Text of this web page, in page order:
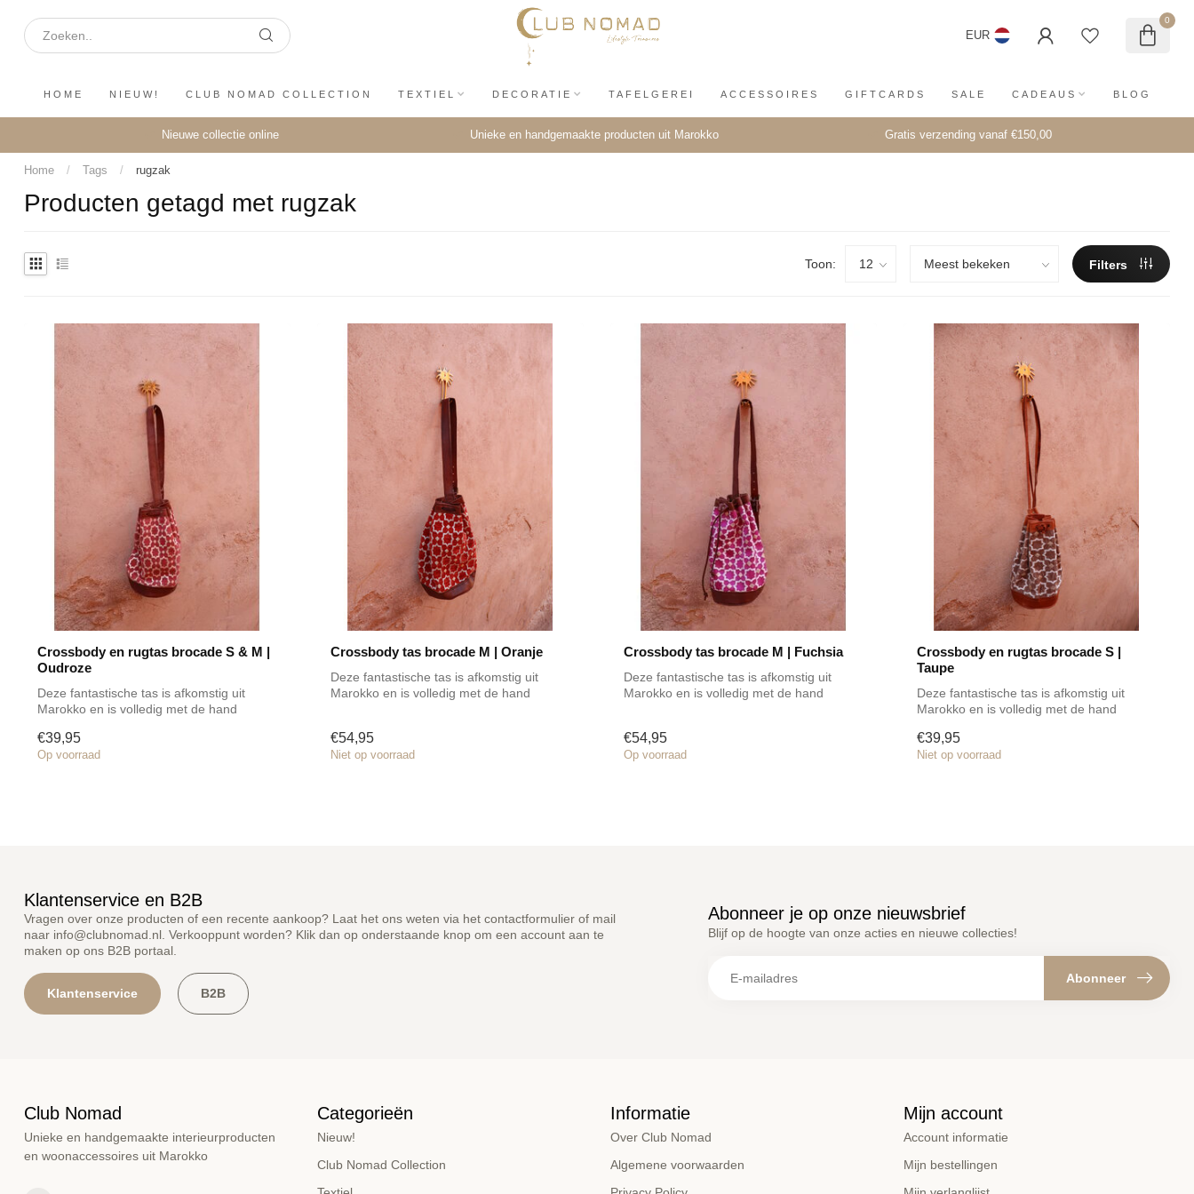
EUR
0
HOME NIEUW! CLUB NOMAD COLLECTION TEXTIEL DECORATIE TAFELGEREI ACCESSOIRES GIFTCARDS SALE CADEAUS BLOG
Nieuwe collectie online Unieke en handgemaakte producten uit Marokko Gratis verzending vanaf €150,00
Home / Tags / rugzak
Producten getagd met rugzak
Toon: Filters
Crossbody en rugtas brocade S & M |
Oudroze
Deze fantastische tas is afkomstig uit
Marokko en is volledig met de hand
€39,95
Op voorraad
Crossbody tas brocade M | Oranje
Deze fantastische tas is afkomstig uit
Marokko en is volledig met de hand
€54,95
Niet op voorraad
Crossbody tas brocade M | Fuchsia
Deze fantastische tas is afkomstig uit
Marokko en is volledig met de hand
€54,95
Op voorraad
Crossbody en rugtas brocade S |
Taupe
Deze fantastische tas is afkomstig uit
Marokko en is volledig met de hand
€39,95
Niet op voorraad
Klantenservice en B2B
Vragen over onze producten of een recente aankoop? Laat het ons weten via het contactformulier of mail
naar info@clubnomad.nl . Verkooppunt worden? Klik dan op onderstaande knop om een account aan te
maken op ons B2B portaal.
Klantenservice B2B
Abonneer je op onze nieuwsbrief
Blijf op de hoogte van onze acties en nieuwe collecties!
Abonneer
Club Nomad
Unieke en handgemaakte interieurproducten
en woonaccessoires uit Marokko
Categorieën
Nieuw!
Club Nomad Collection
Informatie
Over Club Nomad
Algemene voorwaarden
Mijn account
Account informatie
Mijn bestellingen